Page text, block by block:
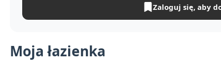
Moja łazienka
Zaloguj się, aby